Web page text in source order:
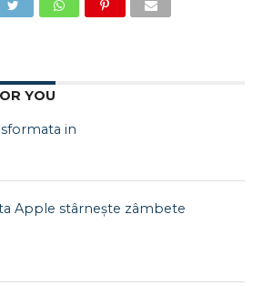
YOU
in
Apple stârnește zâmbete